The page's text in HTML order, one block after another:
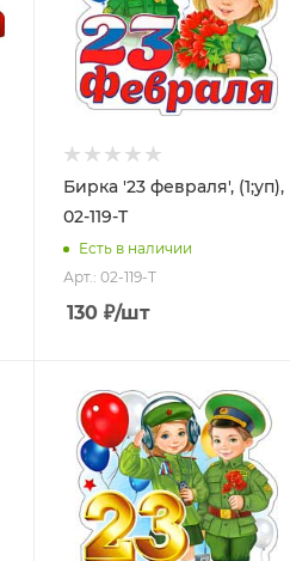
Бирка '23 февраля', (1;уп),
02-119-T
Есть в наличии
Арт.: 02-119-T
130 ₽/шт